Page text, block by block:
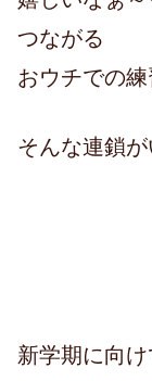
つながる
おウチでの
そんな連鎖
新学期に向